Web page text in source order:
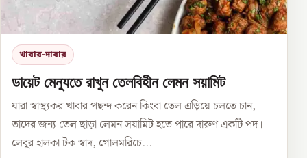
খাবার-দাবার
ডায়েট মেন্যুতে রাখুন তেলবিহীন লেমন সয়ামিট
যারা স্বাস্থ্যকর খাবার পছন্দ করেন কিংবা তেল এড়িয়ে চলতে চান,
তাদের জন্য তেল ছাড়া লেমন সয়ামিট হতে পারে দারুণ একটি পদ।
লেবুর হালকা টক স্বাদ, গোলমরিচে...